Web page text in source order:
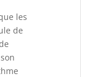
les
de